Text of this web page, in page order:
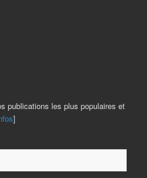
publications les plus populaires et
]